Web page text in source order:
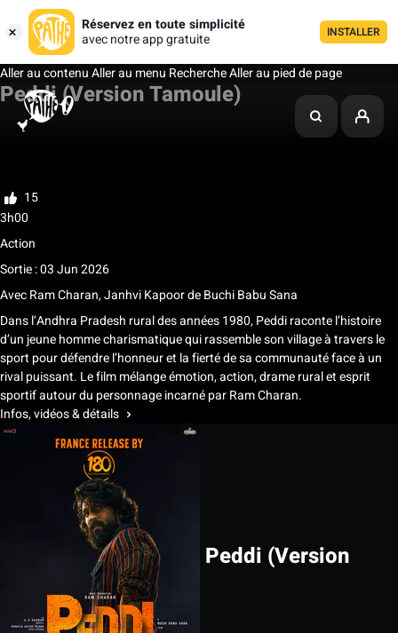
Réservez en toute simplicité
avec notre app gratuite
INSTALLER
Aller au contenuAller au menu RechercheAller au pied de page
Peddi (Version Tamoule)
Ma liste
15
3h00
Action
Sortie : 03 Jun 2026
AvecRam Charan,Janhvi KapoordeBuchi Babu Sana
Dans l’Andhra Pradesh rural des années 1980, Peddi raconte l’histoire
d’un jeune homme charismatique qui rassemble son village à travers le
sport pour défendre l’honneur et la fierté de sa communauté face à un
rival puissant. Le film mélange émotion, action, drame rural et esprit
sportif autour du personnage incarné par Ram Charan.
Infos, vidéos & détails
Peddi (Version